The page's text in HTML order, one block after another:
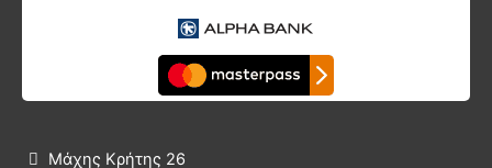
 Μάχης Κρήτης 26